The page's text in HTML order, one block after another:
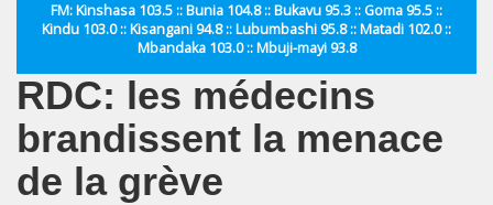
FM: Kinshasa 103.5 :: Bunia 104.8 :: Bukavu 95.3 :: Goma 95.5 ::
Kindu 103.0 :: Kisangani 94.8 :: Lubumbashi 95.8 :: Matadi 102.0 ::
Mbandaka 103.0 :: Mbuji-mayi 93.8
RDC: les médecins
brandissent la menace
de la grève